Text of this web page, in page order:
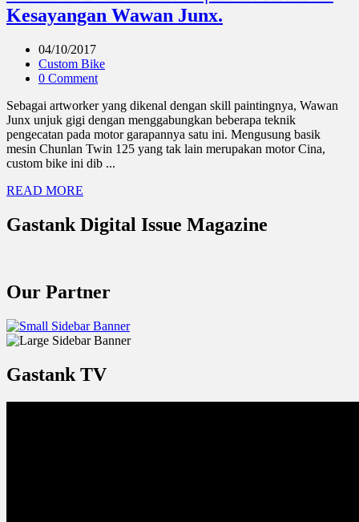
Kesayangan Wawan Junx.
04/10/2017
Custom Bike
0 Comment
Sebagai artworker yang dikenal dengan skill paintingnya, Wawan
Junx unjuk gigi dengan menggabungkan beberapa teknik
pengecatan pada motor garapannya satu ini. Mengusung basik
mesin Chunlan Twin 125 yang tak lain merupakan motor Cina,
custom bike ini dib ...
READ MORE
Gastank Digital Issue Magazine
Our Partner
Gastank TV